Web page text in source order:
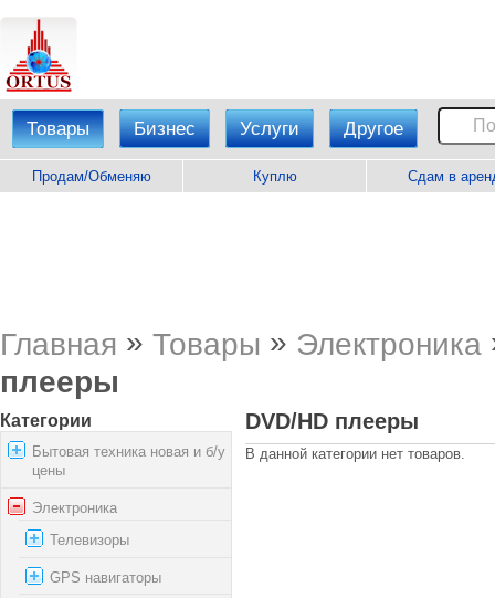
Товары Бизнес Услуги Другое
Продам/Обменяю Куплю Сдам в
Главная » Товары » Электроника
плееры
Категории
Бытовая техника новая и б/у
цены
Электроника
Телевизоры
GPS навигаторы
DVD/HD плееры
В данной категории нет товаров.